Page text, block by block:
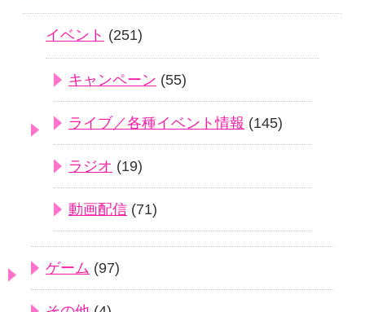
イベント (251)
キャンペーン (55)
ライブ／各種イベント情報 (145)
ラジオ (19)
動画配信 (71)
ゲーム (97)